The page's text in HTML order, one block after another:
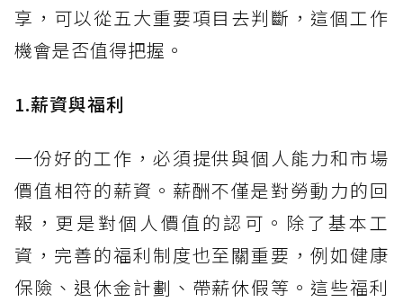
享，可以從五大重要項目去判斷，這個工作
機會是否值得把握。
1.薪資與福利
一份好的工作，必須提供與個人能力和市場
價值相符的薪資。薪酬不僅是對勞動力的回
報，更是對個人價值的認可。除了基本工
資，完善的福利制度也至關重要，例如健康
保險、退休金計劃、帶薪休假等。這些福利